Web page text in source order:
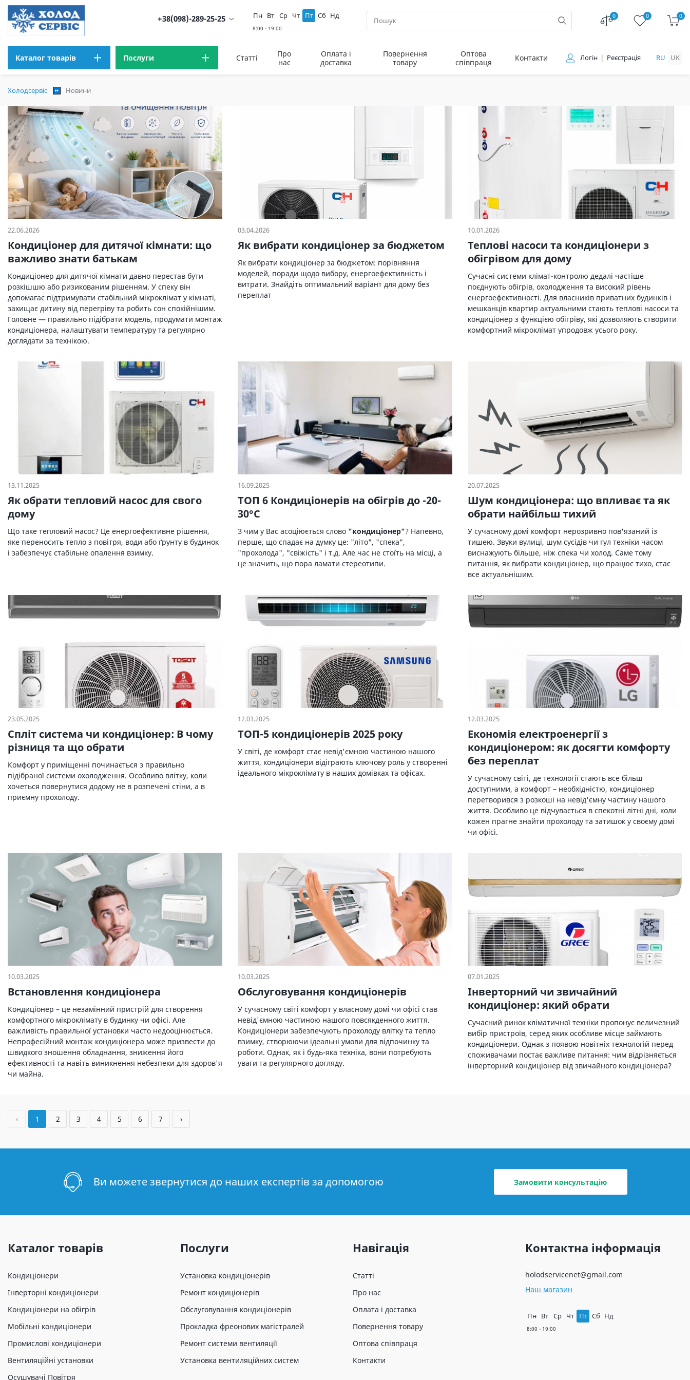
+38(098)-289-25-25 Пн Вт Ср Чт Пт Сб Нд 0 0 0
Каталог товарів Послуги Статті
Про
нас
Оплата і
доставка
Повернення
товару
Оптова
співпраця
Контакти Логін Реєстрація RU UK
Холодсервіс Новини
22.06.2026
Кондиціонер для дитячої кімнати: що
важливо знати батькам
Кондиціонер для дитячої кімнати давно перестав бути
розкішшю або ризикованим рішенням. У спеку він
допомагає підтримувати стабільний мікроклімат у кімнаті,
захищає дитину від перегріву та робить сон спокійнішим.
Головне — правильно підібрати модель, продумати монтаж
кондиціонера, налаштувати температуру та регулярно
доглядати за технікою.
03.04.2026
Як вибрати кондиціонер за бюджетом
Як вибрати кондиціонер за бюджетом: порівняння
моделей, поради щодо вибору, енергоефективність і
витрати. Знайдіть оптимальний варіант для дому без
переплат
10.01.2026
Теплові насоси та кондиціонери з
обігрівом для дому
Сучасні системи клімат-контролю дедалі частіше
поєднують обігрів, охолодження та високий рівень
енергоефективності. Для власників приватних будинків і
мешканців квартир актуальними стають теплові насоси та
кондиціонер з функцією обігріву, які дозволяють створити
комфортний мікроклімат упродовж усього року.
13.11.2025
Як обрати тепловий насос для свого
дому
Що таке тепловий насос? Це енергоефективне рішення,
яке переносить тепло з повітря, води або ґрунту в будинок
і забезпечує стабільне опалення взимку.
16.09.2025
ТОП 6 Кондиціонерів на обігрів до -20-
30°C
З чим у Вас асоціюється слово "кондиціонер"? Напевно,
перше, що спадає на думку це: "літо", "спека",
"прохолода", "свіжість" і т.д. Але час не стоїть на місці, а
це значить, що пора ламати стереотипи.
20.07.2025
Шум кондиціонера: що впливає та як
обрати найбільш тихий
У сучасному домі комфорт нерозривно пов'язаний із
тишею. Звуки вулиці, шум сусідів чи гул техніки часом
виснажують більше, ніж спека чи холод. Саме тому
питання, як вибрати кондиціонер, що працює тихо, стає
все актуальнішим.
23.05.2025
Спліт система чи кондиціонер: В чому
різниця та що обрати
Комфорт у приміщенні починається з правильно
підібраної системи охолодження. Особливо влітку, коли
хочеться повернутися додому не в розпечені стіни, а в
приємну прохолоду.
12.03.2025
ТОП-5 кондиціонерів 2025 року
У світі, де комфорт стає невід'ємною частиною нашого
життя, кондиціонери відіграють ключову роль у створенні
ідеального мікроклімату в наших домівках та офісах.
12.03.2025
Економія електроенергії з
кондиціонером: як досягти комфорту
без переплат
У сучасному світі, де технології стають все більш
доступними, а комфорт – необхідністю, кондиціонер
перетворився з розкоші на невід'ємну частину нашого
життя. Особливо це відчувається в спекотні літні дні, коли
кожен прагне знайти прохолоду та затишок у своєму домі
чи офісі.
10.03.2025
Встановлення кондиціонера
Кондиціонер – це незамінний пристрій для створення
комфортного мікроклімату в будинку чи офісі. Але
важливість правильної установки часто недооцінюється.
Непрофесійний монтаж кондиціонера може призвести до
швидкого зношення обладнання, зниження його
ефективності та навіть виникнення небезпеки для здоров'я
чи майна.
10.03.2025
Обслуговування кондиціонерів
У сучасному світі комфорт у власному домі чи офісі став
невід'ємною частиною нашого повсякденного життя.
Кондиціонери забезпечують прохолоду влітку та тепло
взимку, створюючи ідеальні умови для відпочинку та
роботи. Однак, як і будь-яка техніка, вони потребують
уваги та регулярного догляду.
07.01.2025
Інверторний чи звичайний
кондиціонер: який обрати
Сучасний ринок кліматичної техніки пропонує величезний
вибір пристроїв, серед яких особливе місце займають
кондиціонери. Однак з появою новітніх технологій перед
споживачами постає важливе питання: чим відрізняється
інверторний кондиціонер від звичайного кондиціонера?
‹ 1 2 3 4 5 6 7 ›
Ви можете звернутися до наших експертів за допомогою Замовити консультацію
Каталог товарів
Кондиціонери
Інверторні кондиціонери
Кондиціонери на обігрів
Мобільні кондиціонери
Промислові кондиціонери
Вентиляційні установки
Осушувачі Повітря
Послуги
Установка кондиціонерів
Ремонт кондиціонерів
Обслуговування кондиціонерів
Прокладка фреонових магістралей
Ремонт системи вентиляції
Установка вентиляційних систем
Навігація
Статті
Про нас
Оплата і доставка
Повернення товару
Оптова співпраця
Контакти
Контактна інформація
holodservicenet@gmail.com
Наш магазин
Пн Вт Ср Чт Пт Сб Нд